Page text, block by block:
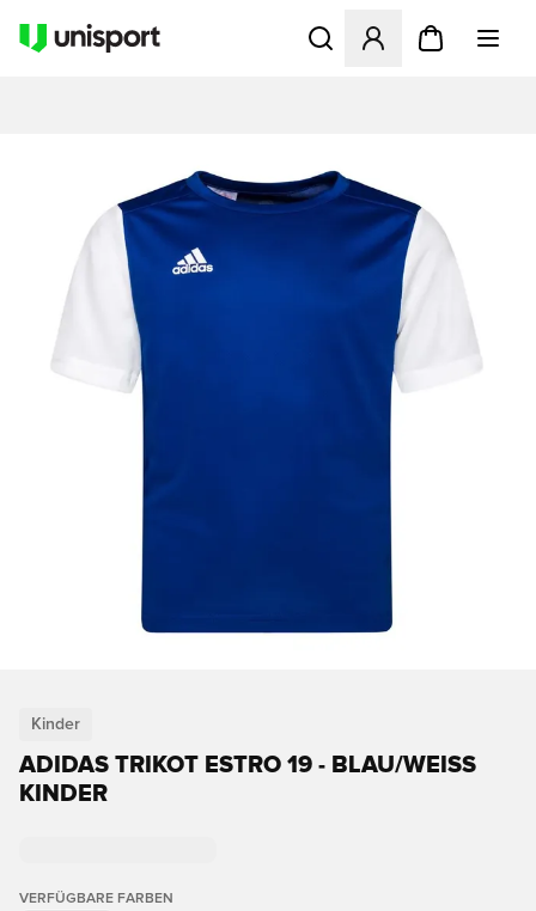
Öffnet ein Fenster zum
Kinder
ADIDAS TRIKOT ESTRO 19 - BLAU/WEISS K
INDER
VERFÜGBARE FARBEN